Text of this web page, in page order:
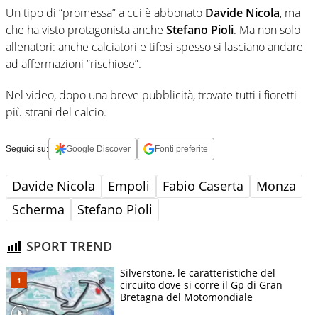
Un tipo di “promessa” a cui è abbonato Davide Nicola, ma
che ha visto protagonista anche Stefano Pioli. Ma non solo
allenatori: anche calciatori e tifosi spesso si lasciano andare
ad affermazioni “rischiose”.
Nel video, dopo una breve pubblicità, trovate tutti i fioretti
più strani del calcio.
Seguici su: Google Discover Fonti preferite
Davide Nicola Empoli Fabio Caserta
Monza
Scherma
Stefano Pioli
SPORT TREND
Silverstone, le caratteristiche del
circuito dove si corre il Gp di Gran
Bretagna del Motomondiale